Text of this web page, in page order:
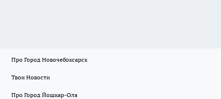
Про Город Новочебоксарск
Твои Новости
Про Город Йошкар-Ола